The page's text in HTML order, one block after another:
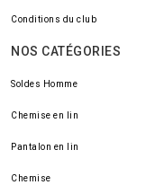
Conditions du club
NOS CATÉGORIES
Soldes Homme
Chemise en lin
Pantalon en lin
Chemise